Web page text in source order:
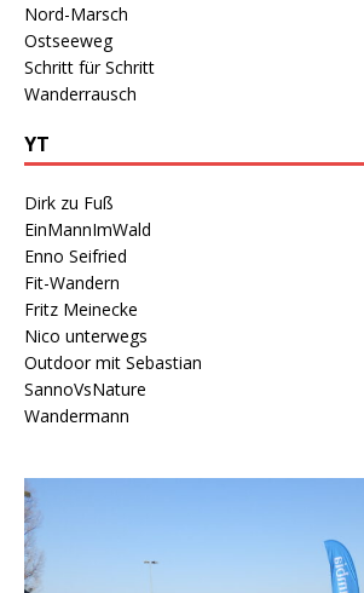
Nord-Marsch
Ostseeweg
Schritt für Schritt
Wanderrausch
YT
Dirk zu Fuß
EinMannImWald
Enno Seifried
Fit-Wandern
Fritz Meinecke
Nico unterwegs
Outdoor mit Sebastian
SannoVsNature
Wandermann